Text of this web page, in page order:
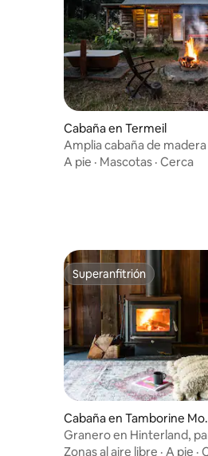
Cabaña en Termeil
Amplia cabaña de
privada y apta para perros
A pie · Mascotas · Cerca
Superanfitrión
Superanfitrión
Cabaña en Tamborine
tain
Granero en Hinterland,
cafés, restaurantes
Zonas al aire libre · A pie ·